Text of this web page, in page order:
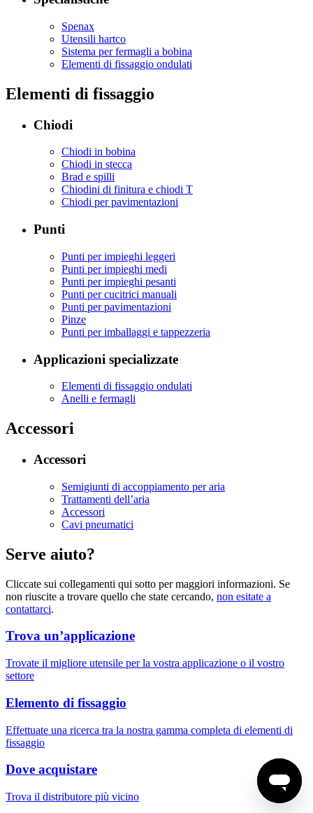
Spenax
Utensili hartco
Sistema per fermagli a bobina
Elementi di fissaggio ondulati
Elementi di fissaggio
Chiodi
Chiodi in bobina
Chiodi in stecca
Brad e spilli
Chiodini di finitura e chiodi T
Chiodi per pavimentazioni
Punti
Punti per impieghi leggeri
Punti per impieghi medi
Punti per impieghi pesanti
Punti per cucitrici manuali
Punti per pavimentazioni
Pinze
Punti per imballaggi e tappezzeria
Applicazioni specializzate
Elementi di fissaggio ondulati
Anelli e fermagli
Accessori
Accessori
Semigiunti di accoppiamento per aria
Trattamenti dell’aria
Accessori
Cavi pneumatici
Serve aiuto?
Cliccate sui collegamenti qui sotto per maggiori informazioni. Se
non riuscite a trovare quello che state cercando, non esitate a
contattarci.
Trova un’applicazione
Trovate il migliore utensile per la vostra applicazione o il vostro
settore
Elemento di fissaggio
Effettuate una ricerca tra la nostra gamma completa di elementi di
fissaggio
Dove acquistare
Trova il distributore più vicino